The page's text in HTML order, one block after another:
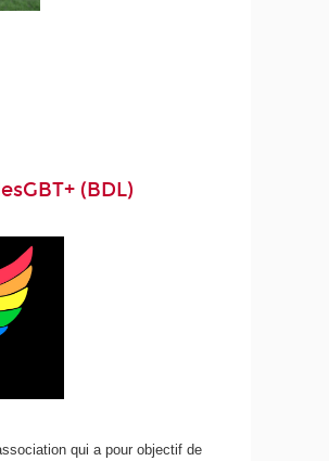
(BDL)
qui a pour objectif de